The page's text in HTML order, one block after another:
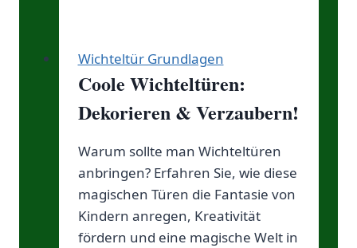
Wichteltür Grundlagen
Coole Wichteltüren:
Dekorieren & Verzaubern!
Warum sollte man Wichteltüren
anbringen? Erfahren Sie, wie diese
magischen Türen die Fantasie von
Kindern anregen, Kreativität
fördern und eine magische Welt in